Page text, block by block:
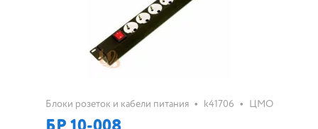
Блоки розеток и кабели питания • k41706 • ЦМО